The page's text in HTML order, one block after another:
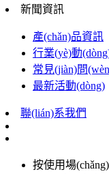
新聞資訊
產(chǎn)品資訊
行業(yè)動
常見(jiàn)問
最新活動(dòng)
聯(lián)系我們
按使用場